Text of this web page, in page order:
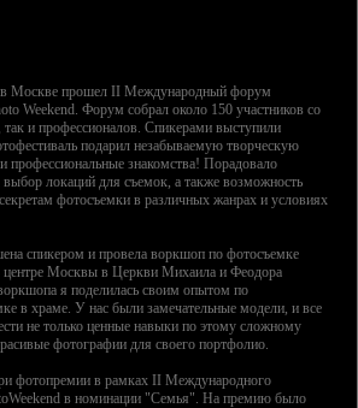
в Москве прошел II Международный форум
Weekend. Форум собрал около 150 участников со
так и профессионалов. Спикерами выступили
подарил незабываемую творческую
профессиональные знакомства! Порадовало
локаций для съемок, а также возможность
фотосъемки в различных жанрах и условиях
спикером и провела воркшоп по фотосъемке
Москвы в Церкви Михаила и Феодора
я поделилась своим опытом по
в храме. У нас были замечательные модели, и все
не только ценные навыки по этому сложному
фотографии для своего портфолио.
фотопремии в рамках II Международного
в номинации "Семья". На премию было